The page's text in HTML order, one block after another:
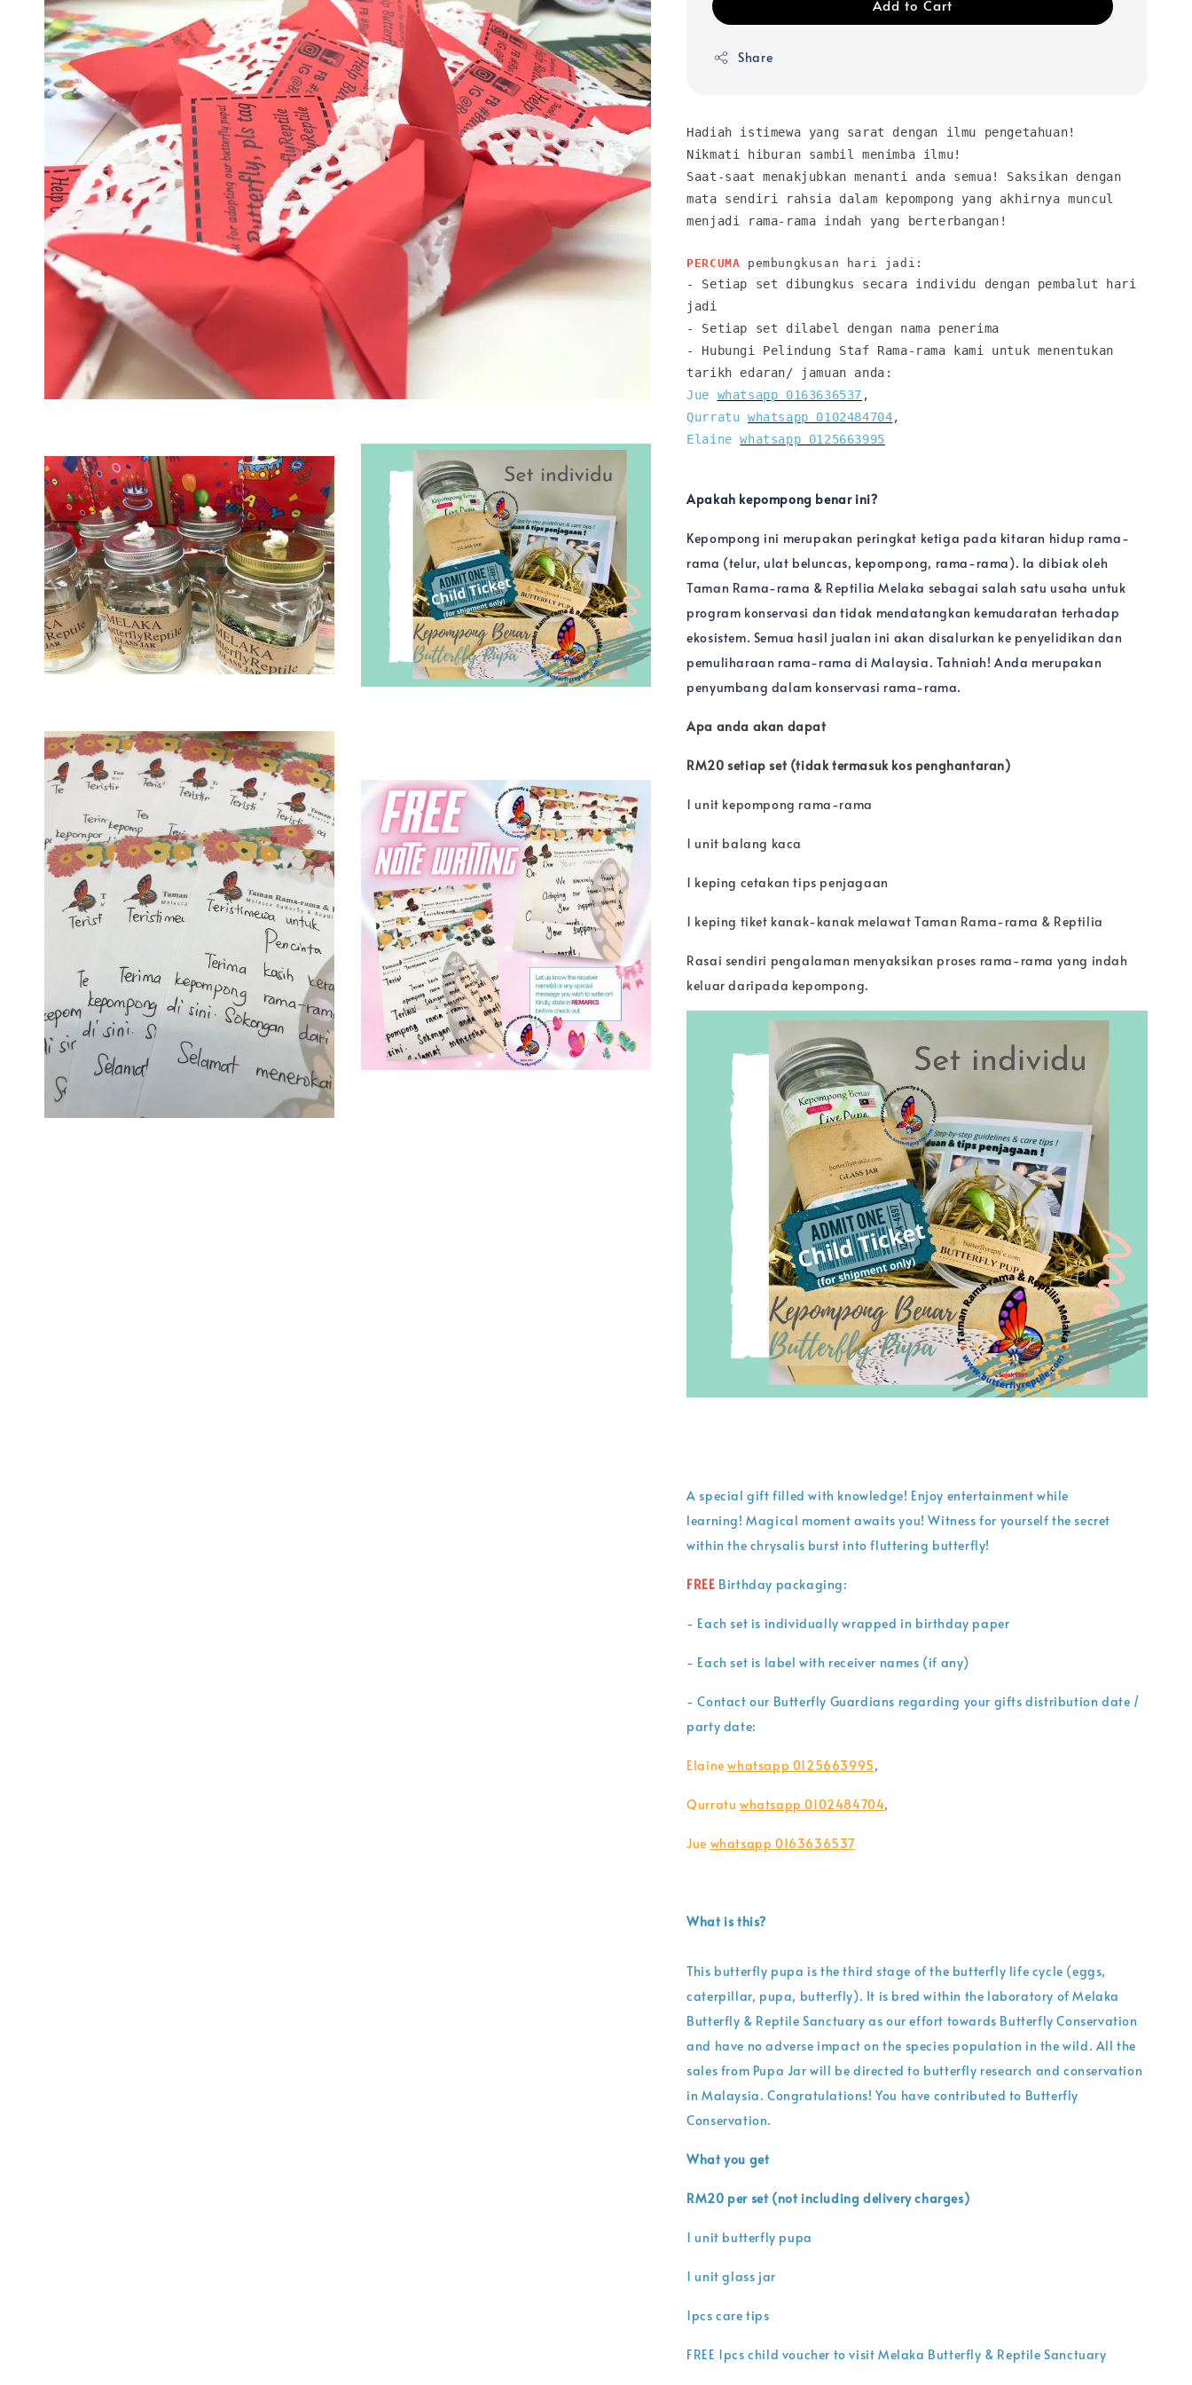
Add to Cart
Share
Hadiah istimewa yang sarat dengan ilmu pengetahuan!
Nikmati hiburan sambil menimba ilmu!
Saat-saat menakjubkan menanti anda semua! Saksikan dengan
mata sendiri rahsia dalam kepompong yang akhirnya muncul
menjadi rama-rama indah yang berterbangan!
PERCUMA
- Setiap set dibungkus secara individu dengan pembalut hari
jadi
- Setiap set dilabel dengan nama penerima
- Hubungi Pelindung Staf Rama-rama kami untuk menentukan
tarikh edaran/ jamuan anda:
Jue whatsapp 0163636537 ,
Qurratu whatsapp 0102484704,
Elaine whatsapp 0125663995
Apakah kepompong benar ini?
Kepompong ini merupakan peringkat ketiga pada kitaran hidup rama-
rama (telur, ulat beluncas, kepompong, rama-rama). Ia dibiak oleh
Taman Rama-rama & Reptilia Melaka sebagai salah satu usaha untuk
program konservasi dan tidak mendatangkan kemudaratan terhadap
ekosistem. Semua hasil jualan ini akan disalurkan ke penyelidikan dan
pemuliharaan rama-rama di Malaysia. Tahniah! Anda merupakan
penyumbang dalam konservasi rama-rama.
Apa anda akan dapat
RM20 setiap set (tidak termasuk kos penghantaran)
1 unit kepompong rama-rama
1 unit balang kaca
1 keping cetakan tips penjagaan
1 keping tiket kanak-kanak melawat Taman Rama-rama & Reptilia
Rasai sendiri pengalaman menyaksikan proses rama-rama yang indah
keluar daripada kepompong.
A special gift filled with knowledge! Enjoy entertainment while
learning!Magical moment awaits you! Witness for yourself the secret
within the chrysalis burst into fluttering butterfly!
FREE Birthday packaging:
- Each set is individually wrapped in birthday paper
- Each set is label with receiver names (if any)
- Contact our Butterfly Guardians regarding your gifts distribution date /
party date:
Elaine whatsapp 0125663995,
Qurratu whatsapp 0102484704,
Jue whatsapp 0163636537
What is this?
This butterfly pupa is the third stage of the butterfly life cycle (eggs,
caterpillar, pupa, butterfly). It is bred within the laboratory of Melaka
Butterfly & Reptile Sanctuary as our effort towards Butterfly Conservation
and have no adverse impact on the species population in the wild. All the
sales from Pupa Jar will be directed to butterfly research and conservation
in Malaysia. Congratulations! You have contributed to Butterfly
Conservation.
What you get
RM20 per set (not including delivery charges)
1 unit butterfly pupa
1 unit glass jar
1pcs care tips
FREE 1pcs child voucher to visit Melaka Butterfly & Reptile Sanctuary